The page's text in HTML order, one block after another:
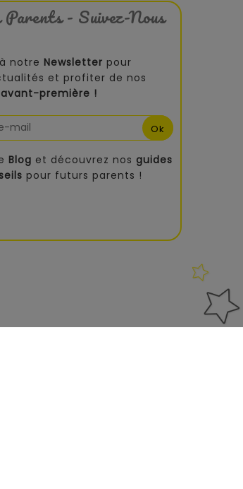
- Suivez-Nous
à notre Newsletter pour
et profiter de nos
première !
Blog et découvrez nos guides
pour futurs parents !